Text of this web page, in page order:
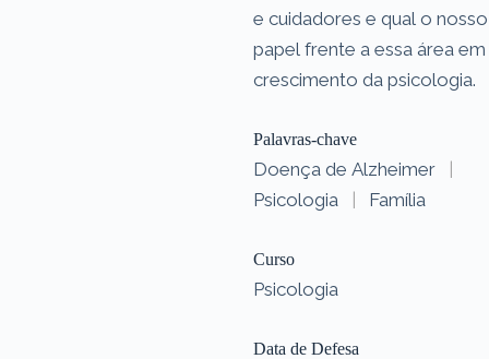
e cuidadores e qual o nosso
papel frente a essa área em
crescimento da psicologia.
Palavras-chave
Doença de Alzheimer
|
Psicologia
| Família
Curso
Psicologia
Data de Defesa